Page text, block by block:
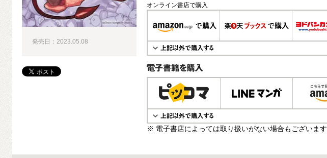
オンライン書店で購入
電子書籍で購入
※ 電子書店によっては取り扱いがない場合もございます
発売日：2023.05.08